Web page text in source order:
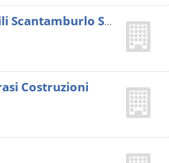
Impresa Costruzioni Edili Scantamburlo Srl
Costruzioni